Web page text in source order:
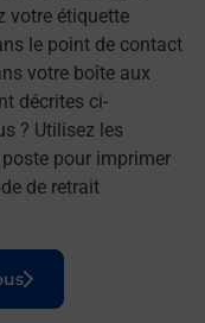
votre étiquette
le point de contact
votre boîte aux
décrites ci-
? Utilisez les
pour imprimer
de retrait